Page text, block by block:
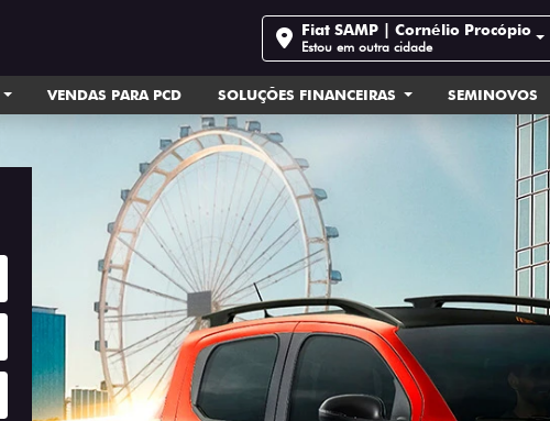
Fiat SAMP | Cornélio Procópio
Estou em outra cidade
VENDAS PARA PCD SOLUÇÕES FINANCEIRAS SEMINOVOS